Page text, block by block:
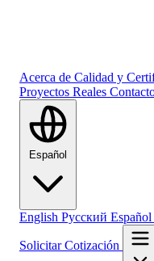
Acerca de Calidad y
Proyectos Reales
English Русский Español
Solicitar Cotización